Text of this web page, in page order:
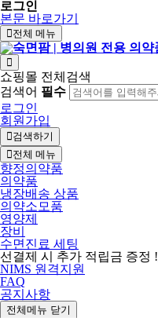
로그인
본문 바로가기
전체 메뉴
쇼핑몰 전체검색
검색어 필수
로그인
회원가입
검색하기
전체 메뉴
향정의약품
의약품
냉장배송 상품
의약소모품
영양제
장비
수면진료 세팅
선결제 시 추가 적립금 증정 !
NIMS 원격지원
FAQ
공지사항
전체메뉴 닫기